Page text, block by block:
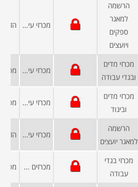
הרשמה
למאגר
ספקים
ויועצים
מכרזי עיריות ומועצות
מכרזי מדים
ובגדי עבודה
מכרזי עיריות ומועצות
מכרזי מדים
וביגוד
מכרזי עיריות ומועצות
הרשמה
למאגר יועצים
מכרזי עיריות ומועצות
מכרזי בגדי
עבודה
מכרזים פומביים